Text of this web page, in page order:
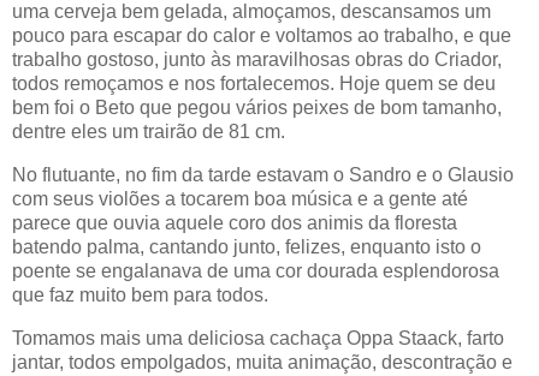
uma cerveja bem gelada, almoçamos, descansamos um
pouco para escapar do calor e voltamos ao trabalho, e que
trabalho gostoso, junto às maravilhosas obras do Criador,
todos remoçamos e nos fortalecemos. Hoje quem se deu
bem foi o Beto que pegou vários peixes de bom tamanho,
dentre eles um trairão de 81 cm.
No flutuante, no fim da tarde estavam o Sandro e o Glausio
com seus violões a tocarem boa música e a gente até
parece que ouvia aquele coro dos animis da floresta
batendo palma, cantando junto, felizes, enquanto isto o
poente se engalanava de uma cor dourada esplendorosa
que faz muito bem para todos.
Tomamos mais uma deliciosa cachaça Oppa Staack, farto
jantar, todos empolgados, muita animação, descontração e